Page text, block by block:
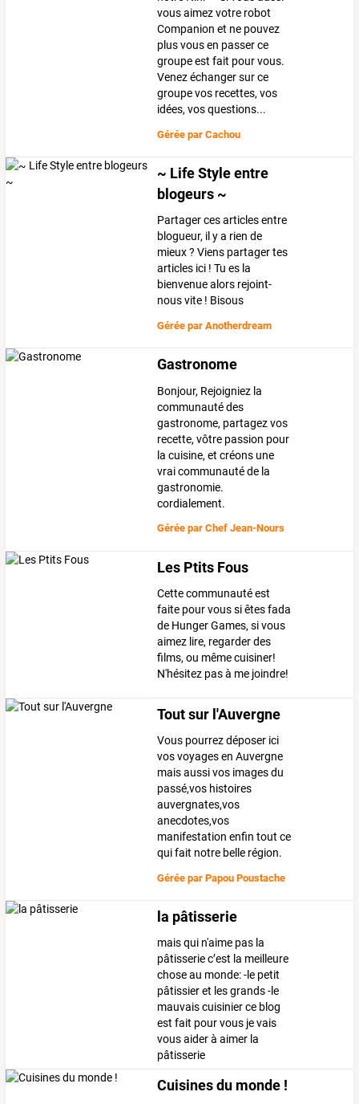
vous aimez votre robot
Companion et ne pouvez
plus vous en passer ce
groupe est fait pour vous.
Venez échanger sur ce
groupe vos recettes, vos
idées, vos questions...
Gérée parCachou
~ Life Style entre
blogeurs ~
Partager ces articles entre
blogueur, il y a rien de
mieux ? Viens partager tes
articles ici ! Tu es la
bienvenue alors rejoint-
nous vite ! Bisous
Gérée parAnotherdream
Gastronome
Bonjour, Rejoigniez la
communauté des
gastronome, partagez vos
recette, vôtre passion pour
la cuisine, et créons une
vrai communauté de la
gastronomie.
cordialement.
Gérée parChef Jean-Nours
Les Ptits Fous
Cette communauté est
faite pour vous si êtes fada
de Hunger Games, si vous
aimez lire, regarder des
films, ou même cuisiner!
N'hésitez pas à me joindre!
Tout sur l'Auvergne
Vous pourrez déposer ici
vos voyages en Auvergne
mais aussi vos images du
passé,vos histoires
auvergnates,vos
anecdotes,vos
manifestation enfin tout ce
qui fait notre belle région.
Gérée parPapou Poustache
la pâtisserie
mais qui n'aime pas la
pâtisserie c’est la meilleure
chose au monde: -le petit
pâtissier et les grands -le
mauvais cuisinier ce blog
est fait pour vous je vais
vous aider à aimer la
pâtisserie
Cuisines du monde !